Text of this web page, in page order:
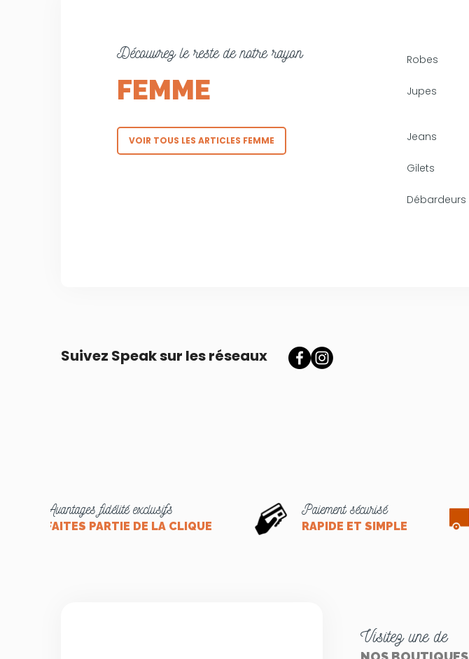
Découvrez le reste de notre rayon
FEMME
VOIR TOUS LES ARTICLES FEMME
Robes
Jupes
Jeans
Gilets
Débardeurs
Suivez Speak sur les réseaux
Avantages fidélité exclusifs
FAITES PARTIE DE LA CLIQUE
Paiement sécurisé
RAPIDE ET SIMPLE
Visitez une de